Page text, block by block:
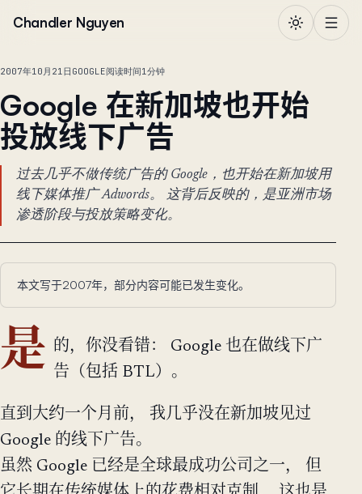
Chandler Nguyen
2007年10月21日 GOOGLE阅读时间1分钟
Google 在新加坡也开始
投放线下广告
过去几乎不做传统广告的 Google，也开始在新加坡用
线下媒体推广 Adwords。 这背后反映的，是亚洲市场
渗透阶段与投放策略变化。
本文写于2007年，部分内容可能已发生变化。
是 的，你没看错： Google 也在做线下广
告（包括 BTL）。
直到大约一个月前， 我几乎没在新加坡见过
Google 的线下广告。
虽然 Google 已经是全球最成功公司之一， 但